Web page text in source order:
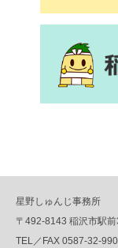
星野しゅんじ事務所
〒492-8143 稲沢市駅
TEL／FAX 0587-32-